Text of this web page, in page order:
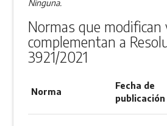
Ninguna.
Normas que modifican
complementan a
3921/2021
Norma
Fecha de
publicación